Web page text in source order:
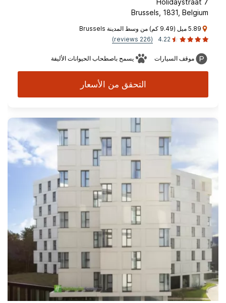
Brussels, 1831, Belgium
5.89 ميل (9.49 كم) من وسط المدينة Brussels
4.22
(226 reviews)
موقف السيارات يسمح باصطحاب الحيوانات الأليفة
التحقق من الأسعار